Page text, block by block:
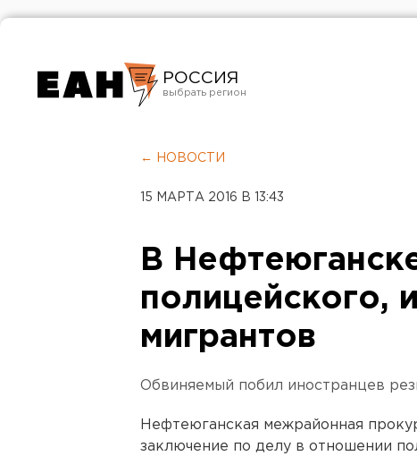
РОССИЯ
Челябинск
← НОВОСТИ
15 МАРТА 2016 В 13:43
В
полицейского,
мигрантов
Обвиняемый побил иностранцев
Нефтеюганская межрайонная
заключение по делу в отношении